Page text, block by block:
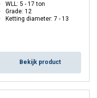
WLL: 5 - 17 ton
Grade: 12
Ketting diameter: 7 - 13
Bekijk product